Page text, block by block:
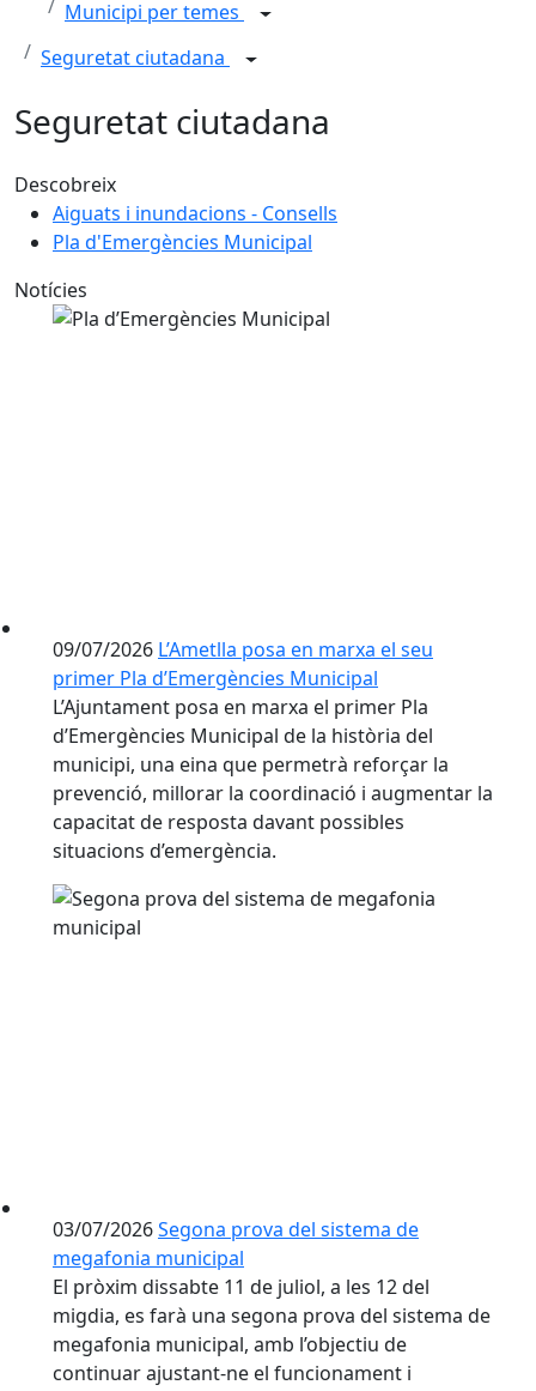
Municipi per temes
Seguretat ciutadana
Seguretat ciutadana
Descobreix
Aiguats i inundacions - Consells
Pla d'Emergències Municipal
Notícies
09/07/2026 L’Ametlla posa en marxa el seu
primer Pla d’Emergències Municipal
L’Ajuntament posa en marxa el primer Pla
d’Emergències Municipal de la història del
municipi, una eina que permetrà reforçar la
prevenció, millorar la coordinació i augmentar la
capacitat de resposta davant possibles
situacions d’emergència.
03/07/2026Segona prova del sistema de
megafonia municipal
El pròxim dissabte 11 de juliol, a les 12 del
migdia, es farà una segona prova del sistema de
megafonia municipal, amb l’objectiu de
continuar ajustant-ne el funcionament i